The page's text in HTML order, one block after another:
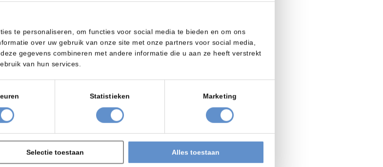
te personaliseren, om functies voor social media te bieden en om ons
over uw gebruik van onze site met onze partners voor social media,
gegevens combineren met andere informatie die u aan ze heeft verstrekt
van hun services.
Statistieken Marketing
Selectie toestaan Alles toestaan
in
Elektrofinishing
Trommelen
Trommelmachines
OTEC DF Pharma
series
Product bekijken